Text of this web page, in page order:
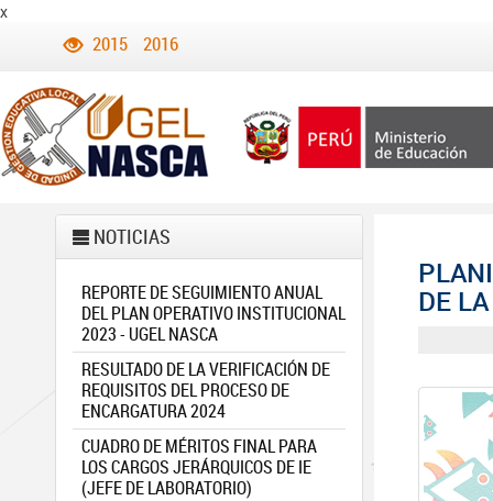
x
2015 2016
NOTICIAS
REPORTE DE SEGUIMIENTO ANUAL
DEL PLAN OPERATIVO INSTITUCIONAL
2023 - UGEL NASCA
RESULTADO DE LA VERIFICACIÓN DE
REQUISITOS DEL PROCESO DE
ENCARGATURA 2024
CUADRO DE MÉRITOS FINAL PARA
LOS CARGOS JERÁRQUICOS DE IE
(JEFE DE LABORATORIO)
DE